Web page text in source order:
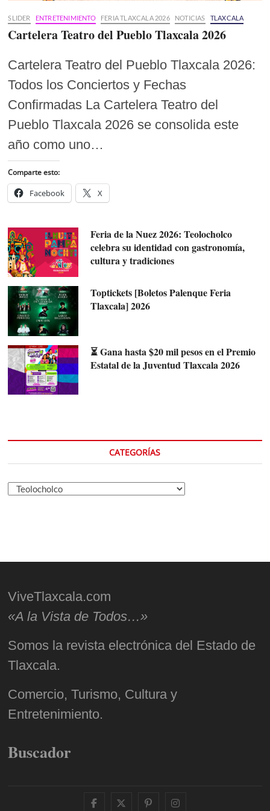
SLIDER ENTRETENIMIENTO FERIA TLAXCALA 2026 NOTICIAS TLAXCALA
Cartelera Teatro del Pueblo Tlaxcala 2026
Cartelera Teatro del Pueblo Tlaxcala 2026:
Todos los Conciertos y Fechas
Confirmadas La Cartelera Teatro del
Pueblo Tlaxcala 2026 se consolida este
año como uno…
Comparte esto:
Facebook X
Feria de la Nuez 2026: Teolocholco
celebra su identidad con gastronomía,
cultura y tradiciones
Toptickets [Boletos Palenque Feria
Tlaxcala] 2026
⏳ Gana hasta $20 mil pesos en el Premio
Estatal de la Juventud Tlaxcala 2026
CATEGORÍAS
Categorías
ViveTlaxcala.com
«A la Vista de Todos…»
Somos la revista electrónica del Estado de
Tlaxcala.
Comercio, Turismo, Cultura y
Entretenimiento.
Buscador
facebooktwitter
pinterestinstagram